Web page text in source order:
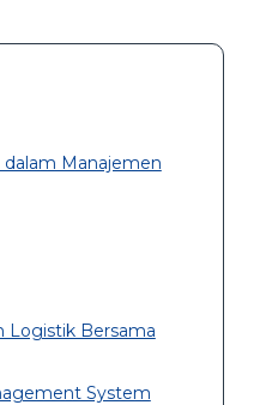
Manajemen
Logistik Bersama
System